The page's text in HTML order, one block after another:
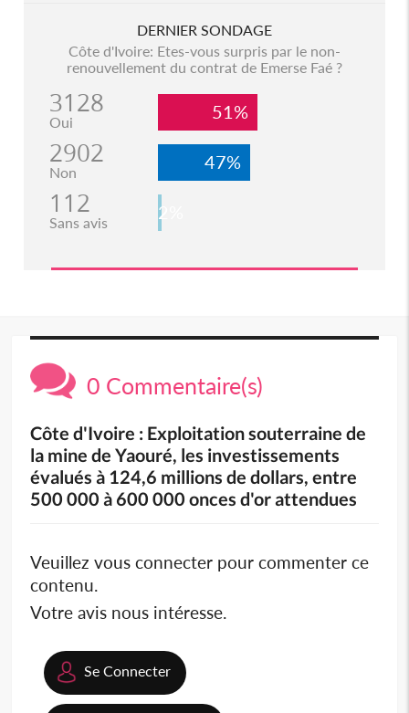
DERNIER SONDAGE
Côte d'Ivoire: Etes-vous surpris par le non-
renouvellement du contrat de Emerse Faé ?
3128
Oui 51%
2902
Non 47%
112
Sans avis 2%
0 Commentaire(s)
Côte d'Ivoire : Exploitation souterraine de
la mine de Yaouré, les investissements
évalués à 124,6 millions de dollars, entre
500 000 à 600 000 onces d'or attendues
Veuillez vous connecter pour commenter ce
contenu.
Votre avis nous intéresse.
Se Connecter